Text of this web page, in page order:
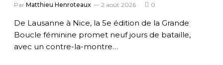
Par Matthieu Henroteaux 2 août 2026 0
De Lausanne à Nice, la 5e édition de la Grande
Boucle féminine promet neuf jours de bataille,
avec un contre-la-montre…